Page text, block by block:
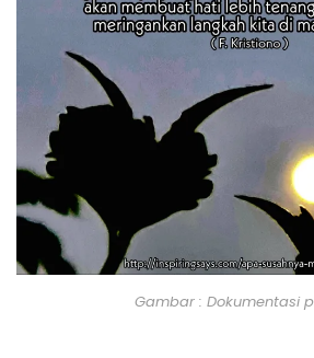
Gambar : Dokumentasi